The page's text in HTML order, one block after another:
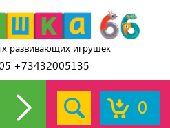
развивающих игрушек
+73432005135
0